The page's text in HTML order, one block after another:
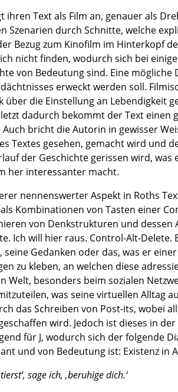
ihren Text als Film an, genauer als
Szenarien durch Schnitte, welche
Bezug zum Kinofilm im Hinterkopf
nicht finden, wodurch sich bei
von Bedeutung sind. Eine
erweckt werden soll.
über die Einstellung an Lebendigkeit
dadurch bekommt der Text einen
bricht die Autorin in gewisser
Textes gesehen, gemacht wird und
der Geschichte gerissen wird,
her interessanter macht.
nennenswerter Aspekt in Roths
Kombinationen von Tasten einer
von Denkstrukturen und dessen
Ich will hier raus. Control-Alt-Delete.
seine Gedanken oder das, was er
zu kleben, an welchen diese
Welt, besonders beim sozialen
was seine virtuellen Alltag
das Schreiben von Post-its, wobei
wird. Jedoch ist dieses in
für J, wodurch sich der folgende
und von Bedeutung ist: Existenz in
sage ich, ‚beruhige dich.‘